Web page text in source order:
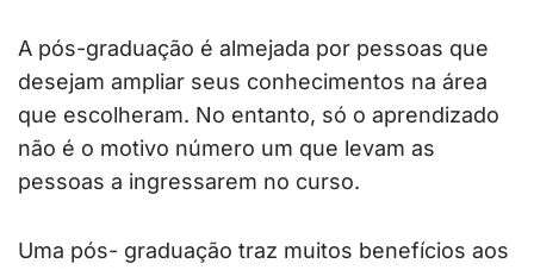
A pós-graduação é almejada por pessoas que
desejam ampliar seus conhecimentos na área
que escolheram. No entanto, só o aprendizado
não é o motivo número um que levam as
pessoas a ingressarem no curso.
Uma pós- graduação traz muitos benefícios aos